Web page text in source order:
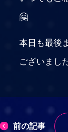
🤗
本日も最後
ございまし
前の記事